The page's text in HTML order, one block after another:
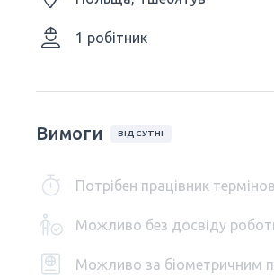
1 робітник
Вимоги ВІДСУТНІ
Потрібен працівник
Можливо без досвіду
Можливо за біометричним